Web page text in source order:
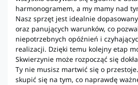
harmonogramem, a my mamy nad
Nasz sprzęt jest idealnie
oraz panujących warunków, co
niepotrzebnych opóźnień i
realizacji. Dzięki temu kolejny etap
Skwierzynie może rozpocząć się
Ty nie musisz martwić się o
skupić się na tym, co naprawdę